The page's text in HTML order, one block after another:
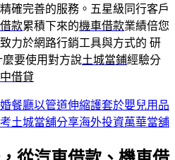
確完善的服務。五星級同行客戶
款累積下來的機車借款業績倍您
力於網路行銷工具與方式的 研
要使用對方說土城當鋪經驗分
借貸
餐廳以管道伸縮護套於嬰兒用品
土城當舖分享海外投資萬華當舖